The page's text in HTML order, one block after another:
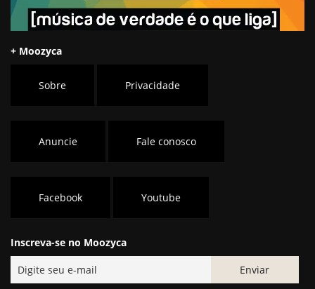
+ Moozyca
Sobre Privacidade
Anuncie Fale conosco
Facebook Youtube
Inscreva-se no Moozyca